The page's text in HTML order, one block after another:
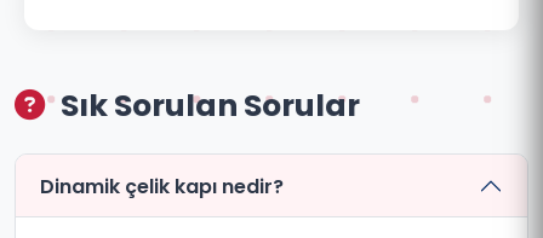
Sık Sorulan Sorular
Dinamik çelik kapı nedir?